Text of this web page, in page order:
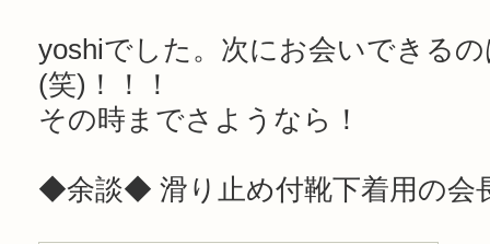
yoshiでした。次にお会いできる
(笑)！！！
その時までさようなら！
◆余談◆ 滑り止め付靴下着用の会